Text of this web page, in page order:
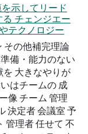
示してリード
チェンジエー
テクノロジー
その他補完理論
備・能力のない
大きなやりが
はチームの 成
像 チーム 管理
決定者 会議室 予
管理者 任せて 不